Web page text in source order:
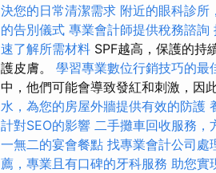
決您的日常清潔需求 附近的眼科診所
的告別儀式 專業會計師提供稅務諮詢
速了解所需材料 SPF越高，保護的持
護皮膚。 學習專業數位行銷技巧的最
中，他們可能會導致發紅和刺激，因
水，為您的房屋外牆提供有效的防護
計對SEO的影響 二手攤車回收服務，
一無二的宴會餐點 找專業會計公司處
薦，專業且有口碑的牙科服務 助您實